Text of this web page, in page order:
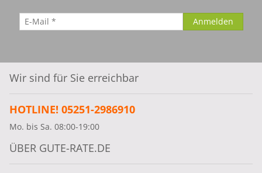
Wir sind für Sie erreichbar
HOTLINE! 05251-2986910
Mo. bis Sa. 08:00-19:00
ÜBER GUTE-RATE.DE